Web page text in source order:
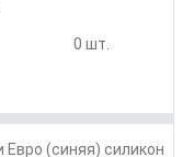
0 шт.
Евро (синяя) силикон